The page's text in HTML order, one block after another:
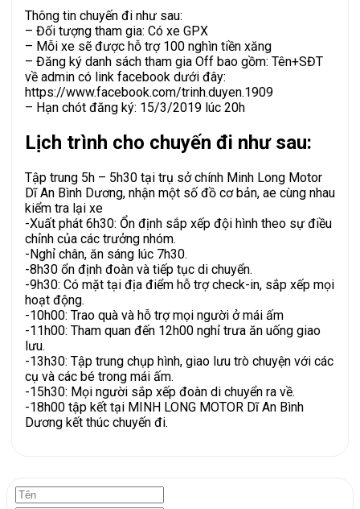
Thông tin chuyến đi như sau:
– Đối tượng tham gia: Có xe GPX
– Mỗi xe sẽ được hỗ trợ 100 nghìn tiền xăng
– Đăng ký danh sách tham gia Off bao gồm: Tên+SĐT
về admin có link facebook dưới đây:
https://www.facebook.com/trinh.duyen.1909
– Hạn chót đăng ký: 15/3/2019 lúc 20h
Lịch trình cho chuyến đi như sau:
Tập trung 5h – 5h30 tại trụ sở chính Minh Long Motor
Dĩ An Bình Dương, nhận một số đồ cơ bản, ae cùng nhau
kiểm tra lại xe
-Xuất phát 6h30: Ổn định sắp xếp đội hình theo sự điều
chỉnh của các trưởng nhóm.
-Nghỉ chân, ăn sáng lúc 7h30.
-8h30 ổn định đoàn và tiếp tục di chuyển.
-9h30: Có mặt tại địa điểm hỗ trợ check-in, sắp xếp mọi
hoạt động.
-10h00: Trao quà và hỗ trợ mọi người ở mái ấm
-11h00: Tham quan đến 12h00 nghỉ trưa ăn uống giao
lưu.
-13h30: Tập trung chụp hình, giao lưu trò chuyện với các
cụ và các bé trong mái ấm.
-15h30: Mọi người sắp xếp đoàn di chuyển ra về.
-18h00 tập kết tại MINH LONG MOTOR Dĩ An Bình
Dương kết thúc chuyến đi.